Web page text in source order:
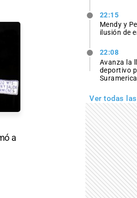
a
22:15
Mendy y
ilusión de
22:08
Avanza la
deportivo
Ver todas